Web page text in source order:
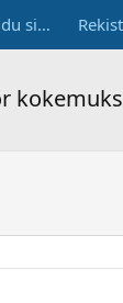
Kirjaudu sisään